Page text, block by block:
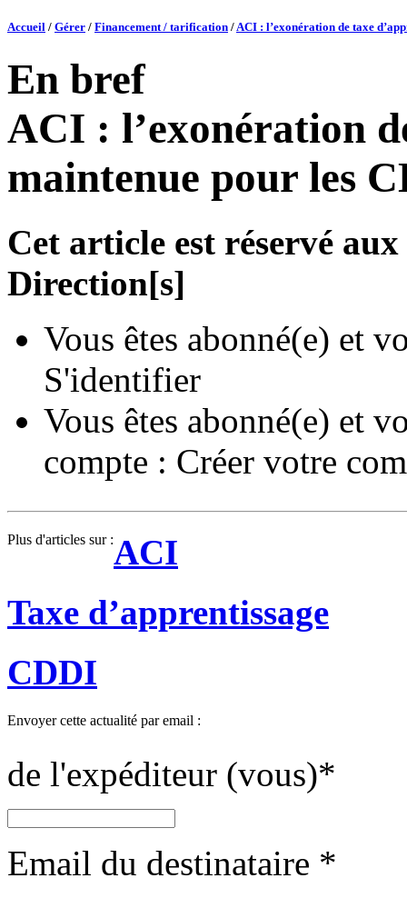
Accueil / Gérer / Financement / tarification /ACI : l’exonération de taxe
En bref
ACI : l’exonération
maintenue pour les
Cet article est réservé
Direction[s]
Vous êtes abonné(e) et
S'identifier
Vous êtes abonné(e) et
compte : Créer votre
Plus d'articles sur :ACI
Taxe d’apprentissage
CDDI
Envoyer cette actualité par email :
de l'expéditeur (vous)*
Email du destinataire *